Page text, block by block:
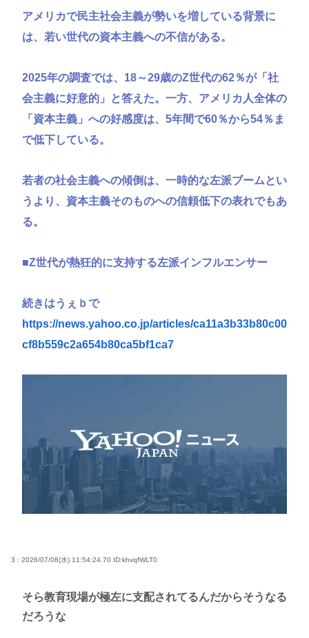
アメリカで民主社会主義が勢いを増している背景に
は、若い世代の資本主義への不信がある。
2025年の調査では、18～29歳のZ世代の62％が「社
会主義に好意的」と答えた。一方、アメリカ人全体の
「資本主義」への好感度は、5年間で60％から54％ま
で低下している。
若者の社会主義への傾倒は、一時的な左派ブームとい
うより、資本主義そのものへの信頼低下の表れでもあ
る。
■Z世代が熱狂的に支持する左派インフルエンサー
続きはうぇｂで
https://news.yahoo.co.jp/articles/ca11a3b33b80c00
cf8b559c2a654b80ca5bf1ca7
3 : 2026/07/08(水) 11:54:24.70 ID:khvqfWLT0
そら教育現場が極左に支配されてるんだからそうなる
だろうな